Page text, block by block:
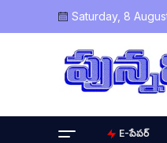
Saturday, 8
E-పేపర్